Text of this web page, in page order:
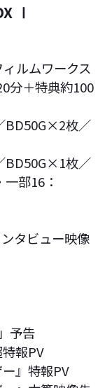
Ⅰ
ルムワークス
分＋特典約100
BD50G×2枚／
BD50G×1枚／
部16：
タビュー映像
予告
特報PV
ー』特報PV